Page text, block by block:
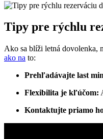
Tipy pre rýchlu
Ako sa blíži letná dovolenka,
ako na to:
Prehľadávajte last
Flexibilita je kľúčom:
Kontaktujte priamo